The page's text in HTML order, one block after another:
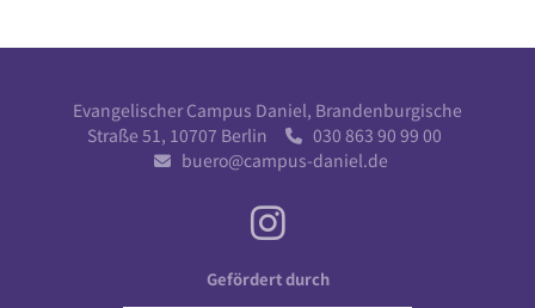
Evangelischer Campus Daniel, Brandenburgische
Straße 51, 10707 Berlin
030 863 90 99 00
 buero@campus-daniel.de
Gefördert durch